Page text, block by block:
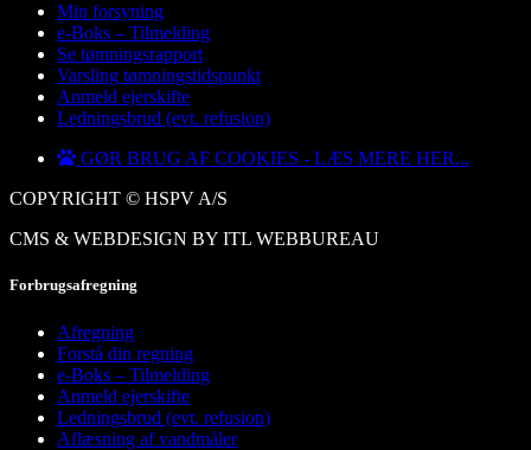
Min forsyning
e-Boks – Tilmelding
Se tømningsrapport
Varsling tømningstidspunkt
Anmeld ejerskifte
Ledningsbrud (evt. refusion)
GØR BRUG AF COOKIES - LÆS MERE HER...
COPYRIGHT © HSPV A/S
CMS & WEBDESIGN BY ITL WEBBUREAU
Forbrugsafregning
Afregning
Forstå din regning
e-Boks – Tilmelding
Anmeld ejerskifte
Ledningsbrud (evt. refusion)
Aflæsning af vandmåler